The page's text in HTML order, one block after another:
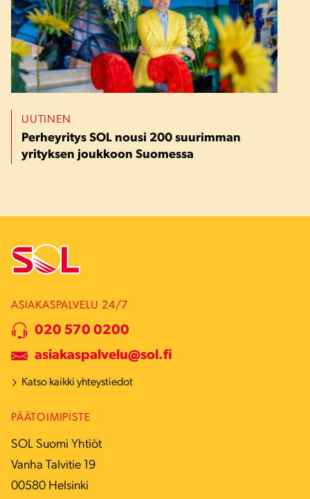
UUTINEN
Perheyritys SOL nousi 200 suurimman
yrityksen joukkoon Suomessa
ASIAKASPALVELU 24/7
020 570 0200
asiakaspalvelu@sol.fi
Katso kaikki yhteystiedot
PÄÄTOIMIPISTE
SOL Suomi Yhtiöt
Vanha Talvitie 19
00580 Helsinki